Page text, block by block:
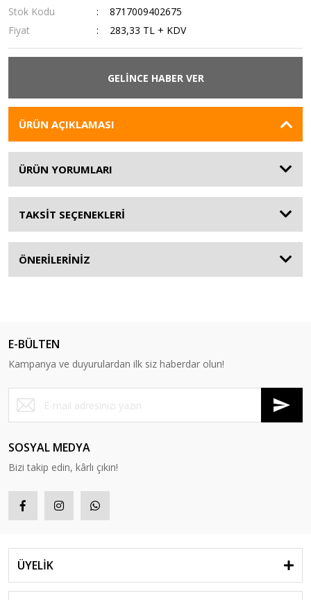
Stok Kodu
8717009402675
Fiyat
283,33 TL + KDV
GELİNCE HABER VER
ÜRÜN AÇIKLAMASI
ÜRÜN YORUMLARI
TAKSİT SEÇENEKLERİ
ÖNERİLERİNİZ
E-BÜLTEN
Kampanya ve duyurulardan ilk siz haberdar olun!
SOSYAL MEDYA
Bizi takip edin, kârlı çıkın!
ÜYELİK